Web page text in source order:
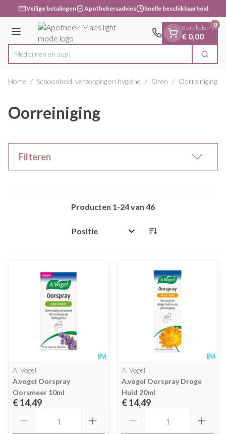
Ga naar de inhoud
1 van 1Veilige betalingen Apothekersadvies Snelle beschikbaarheid
Menu
Product, merk, categorie... Zoek
0 artikelen
€ 0,00
0
Home / Schoonheid, verzorging en hygiëne / Oren / Oorreiniging
Oorreiniging
Filteren
Producten 1-24van 46
Sorteer op:
A. Vogel
A.vogel Oorspray
Oorsmeer 10ml
€ 14,49
A. Vogel
A.vogel Oorspray Droge
Huid 20ml
€ 14,49